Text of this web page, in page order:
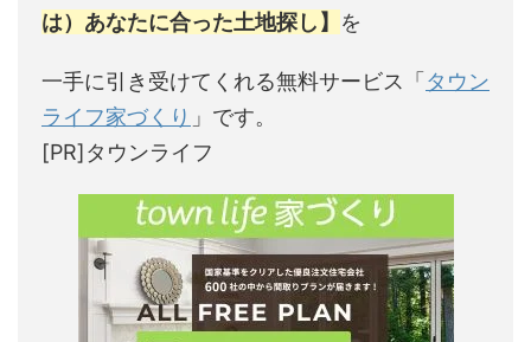
は）あなたに合った土地探し】 を
一手に引き受けてくれる無料サービス「 タウン
ライフ家づくり 」です。
[PR]タウンライフ